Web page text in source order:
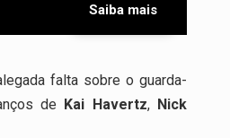
Saiba mais
falta sobre o guarda-
de Kai Havertz, Nick